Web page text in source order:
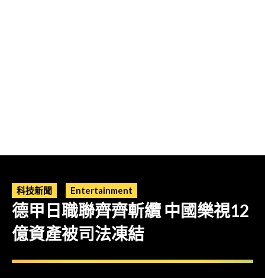
科技新聞 Entertainment
德甲日職聯齊齊斬纜 中國樂視12
億資產被司法凍結